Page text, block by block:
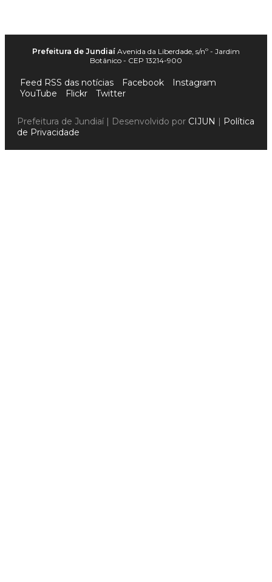
Prefeitura de Jundiaí Avenida da Liberdade, s/nº - Jardim
Botânico - CEP 13214-900
Feed RSS das notícias Facebook
Instagram
YouTube
Flickr Twitter
Prefeitura de Jundiaí | Desenvolvido por CIJUN | Política
de Privacidade